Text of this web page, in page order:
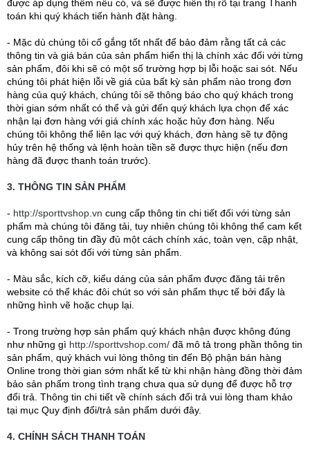
được áp dụng thêm nếu có, và sẽ được hiển thị rõ tại trang Thanh
toán khi quý khách tiến hành đặt hàng.
- Mặc dù chúng tôi cố gắng tốt nhất để bảo đảm rằng tất cả các
thông tin và giá bán của sản phẩm hiển thị là chính xác đối với từng
sản phẩm, đôi khi sẽ có một số trường hợp bị lỗi hoặc sai sót. Nếu
chúng tôi phát hiện lỗi về giá của bất kỳ sản phẩm nào trong đơn
hàng của quý khách, chúng tôi sẽ thông báo cho quý khách trong
thời gian sớm nhất có thể và gửi đến quý khách lựa chọn để xác
nhận lại đơn hàng với giá chính xác hoặc hủy đơn hàng. Nếu
chúng tôi không thể liên lạc với quý khách, đơn hàng sẽ tự động
hủy trên hệ thống và lệnh hoàn tiền sẽ được thực hiện (nếu đơn
hàng đã được thanh toán trước).
3. THÔNG TIN SẢN PHẨM
- http://sporttvshop.vn cung cấp thông tin chi tiết đối với từng sản
phẩm mà chúng tôi đăng tải, tuy nhiên chúng tôi không thể cam kết
cung cấp thông tin đầy đủ một cách chính xác, toàn vẹn, cập nhật,
và không sai sót đối với từng sản phẩm.
- Màu sắc, kích cỡ, kiểu dáng của sản phẩm được đăng tải trên
website có thể khác đôi chút so với sản phẩm thực tế bởi đấy là
những hình vẽ hoặc chụp lại.
- Trong trường hợp sản phẩm quý khách nhận được không đúng
như những gì http://sporttvshop.com/ đã mô tả trong phần thông tin
sản phẩm, quý khách vui lòng thông tin đến Bộ phận bán hàng
Online trong thời gian sớm nhất kể từ khi nhận hàng đồng thời đảm
bảo sản phẩm trong tình trạng chưa qua sử dụng để được hỗ trợ
đổi trả. Thông tin chi tiết về chính sách đổi trả vui lòng tham khảo
tại mục Quy định đổi/trả sản phẩm dưới đây.
4. CHÍNH SÁCH THANH TOÁN